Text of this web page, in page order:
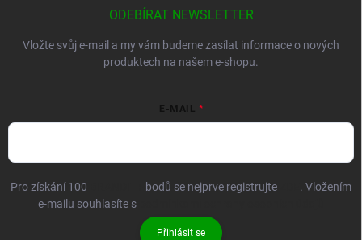
ODEBÍRAT NEWSLETTER
Vložte svůj e-mail a my vám budeme zasílat informace o nových
produktech na našem e-shopu.
E-MAIL
Pro získání 100 bodů se nejprve registrujte
. Vložením
e-mailu souhlasíte s
Přihlásit se